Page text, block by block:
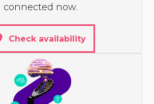
connected now.
Check availability